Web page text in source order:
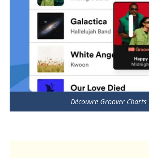
Découvre Groover Charts